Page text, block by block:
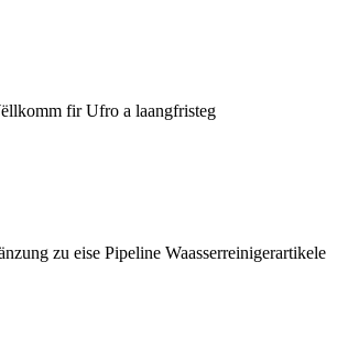
fir Ufro a laangfristeg
zu eise Pipeline Waasserreinigerartikele